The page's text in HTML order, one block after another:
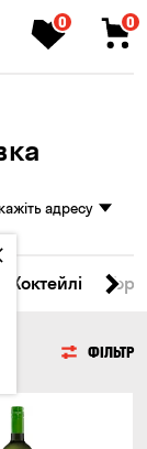
0 0
адресу
Коктейлі
ФІЛЬТР